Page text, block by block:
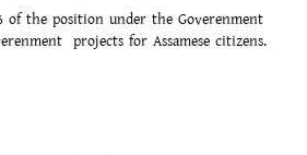
of the position under the Goverenment
projects for Assamese citizens.